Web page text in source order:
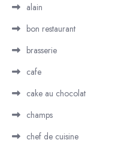
alain
bon restaurant
brasserie
cafe
cake au chocolat
champs
chef de cuisine